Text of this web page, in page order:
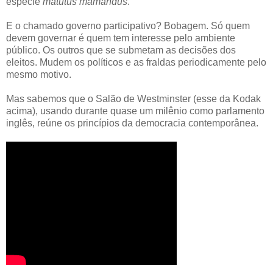
E o chamado governo participativo? Bobagem. Só quem
devem governar é quem tem interesse pelo ambiente
público. Os outros que se submetam as decisões dos
eleitos. Mudem os políticos e as fraldas periodicamente pelo
mesmo motivo.
Mas sabemos que o Salão de Westminster (esse da Kodak
acima), usando durante quase um milênio como parlamento
inglês, reúne os princípios da democracia contemporânea.